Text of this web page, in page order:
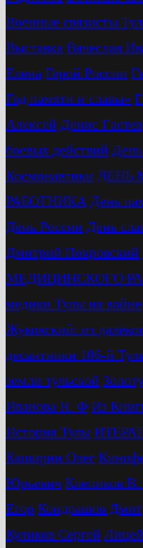
Военные связисты
Выставка Вячеслав
Елена Герой России
Год памяти и славы»
Алексей Денис Гастев
боевых действий
Космонавтики ДЕНЬ
РАБОТНИКА День
День России День
Дмитрий Покровский
МЕДИЦИНСКОГО
медики Тулы на войне
Жуковский: из
десантники 106-й
земли тульской
Иванова Н. Ф Из
История Тулы
Каширин Олег
Юрьевич Клепиков
Егор Кондрашов
Куликов Сергей